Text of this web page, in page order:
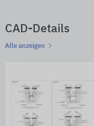
CAD-Details
Alle anzeigen